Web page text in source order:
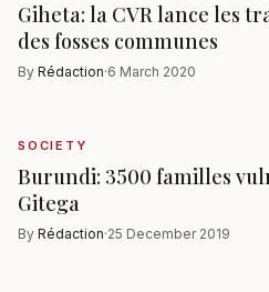
Giheta: la CVR lance les
des fosses communes
By Rédaction·6 March 2020
SOCIETY
Burundi: 3500 familles
Gitega
By Rédaction·25 December 2019